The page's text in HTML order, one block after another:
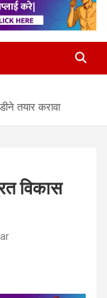
तयार करावा
विकास